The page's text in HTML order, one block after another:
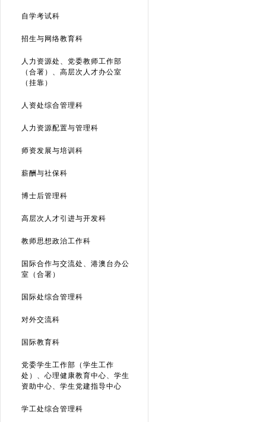
自学考试科
招生与网络教育科
人力资源处、党委教师工作部
（合署）、高层次人才办公室
（挂靠）
人资处综合管理科
人力资源配置与管理科
师资发展与培训科
薪酬与社保科
博士后管理科
高层次人才引进与开发科
教师思想政治工作科
国际合作与交流处、港澳台办公
室（合署）
国际处综合管理科
对外交流科
国际教育科
党委学生工作部（学生工作
处）、心理健康教育中心、学生
资助中心、学生党建指导中心
学工处综合管理科